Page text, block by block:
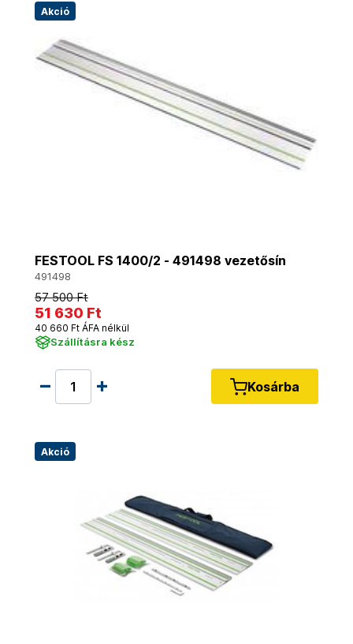
Akció
FESTOOL FS 1400/2 - 491498 vezetősín
491498
57 500 Ft
51 630 Ft
40 660 Ft ÁFA nélkül
Szállításra kész
Kosárba
Akció